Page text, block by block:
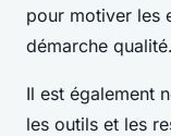
pour motiver les
démarche qualité.
Il est également
les outils et les